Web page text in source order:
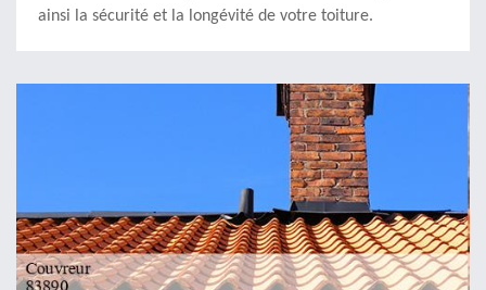
ainsi la sécurité et la longévité de votre toiture.